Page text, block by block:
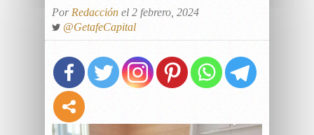
Por Redacción el 2 febrero, 2024
@GetafeCapital